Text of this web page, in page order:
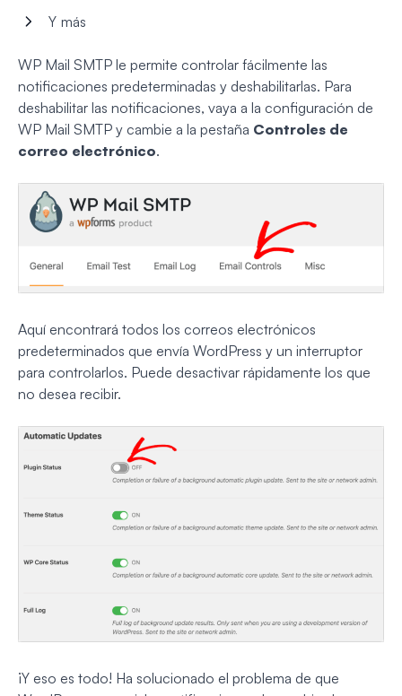
Y más
WP Mail SMTP le permite controlar fácilmente las
notificaciones predeterminadas y deshabilitarlas. Para
deshabilitar las notificaciones, vaya a la configuración de
WP Mail SMTP y cambie a la pestaña Controles de
correo electrónico.
Aquí encontrará todos los correos electrónicos
predeterminados que envía WordPress y un interruptor
para controlarlos. Puede desactivar rápidamente los que
no desea recibir.
¡Y eso es todo! Ha solucionado el problema de que